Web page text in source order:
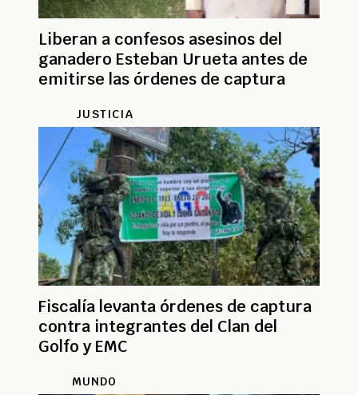
Liberan a confesos asesinos del
ganadero Esteban Urueta antes de
emitirse las órdenes de captura
JUSTICIA
Fiscalía levanta órdenes de captura
contra integrantes del Clan del
Golfo y EMC
MUNDO